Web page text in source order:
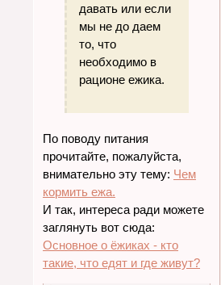
давать или если
мы не до даем
то, что
необходимо в
рационе ежика.
По поводу питания
прочитайте, пожалуйста,
внимательно эту тему: Чем
кормить ежа.
И так, интереса ради можете
заглянуть вот сюда:
Основное о ёжиках - кто
такие, что едят и где живут?